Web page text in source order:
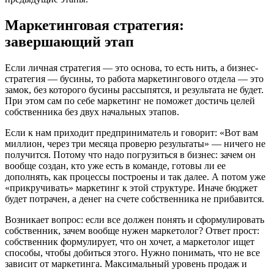
Маркетинговая стратегия:
завершающий этап
Если личная стратегия — это основа, то есть нить, а бизнес-
стратегия — бусины, то работа маркетингового отдела — это
замок, без которого бусины рассыпятся, и результата не будет.
При этом сам по себе маркетинг не поможет достичь целей
собственника без двух начальных этапов.
Если к нам приходит предприниматель и говорит: «Вот вам
миллион, через три месяца проверю результаты» — ничего не
получится. Потому что надо погрузиться в бизнес: зачем он
вообще создан, кто уже есть в команде, готовы ли ее
дополнять, как процессы построены и так далее. А потом уже
«прикручивать» маркетинг к этой структуре. Иначе бюджет
будет потрачен, а денег на счете собственника не прибавится.
Возникает вопрос: если все должен понять и сформулировать
собственник, зачем вообще нужен маркетолог? Ответ прост:
собственник формулирует, что он хочет, а маркетолог ищет
способы, чтобы добиться этого. Нужно понимать, что не все
зависит от маркетинга. Максимальный уровень продаж и